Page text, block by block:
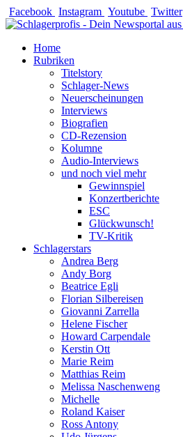
Zum
Inhalt
Facebook Instagram Youtube Twitter
Home
Rubriken
Titelstory
Schlager-News
Neuerscheinungen
Interviews
Biografien
CD-Rezension
Kolumne
Audio-Interviews
und noch viel mehr
Gewinnspiel
Konzertberichte
ESC
Glückwunsch!
TV-Kritik
Schlagerstars
Andrea Berg
Andy Borg
Beatrice Egli
Florian Silbereisen
Giovanni Zarrella
Helene Fischer
Howard Carpendale
Kerstin Ott
Marie Reim
Matthias Reim
Melissa Naschenweng
Michelle
Roland Kaiser
Ross Antony